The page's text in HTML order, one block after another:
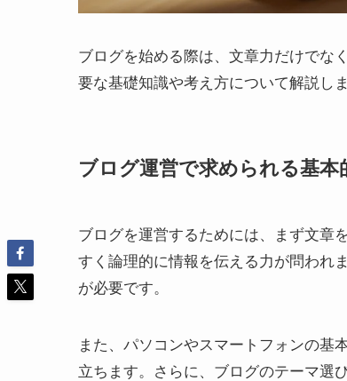
ブログを始める際は、文章力だけでな
要な基礎知識や考え方について解説しま
ブログ運営で求められる基本
ブログを運営するためには、まず文章
すく論理的に情報を伝える力が問われ
が必要です。
また、パソコンやスマートフォンの基
立ちます。さらに、ブログのテーマ選